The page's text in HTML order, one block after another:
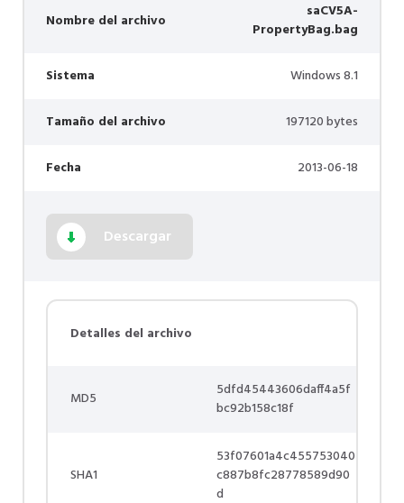
Nombre del archivo
saCV5A-
PropertyBag.bag
Sistema Windows 8.1
Tamaño del archivo 197120 bytes
Fecha 2013-06-18
Descargar
Detalles del archivo
MD5
5dfd45443606daff4a5f
bc92b158c18f
SHA1
53f07601a4c455753040
c887b8fc28778589d90
d